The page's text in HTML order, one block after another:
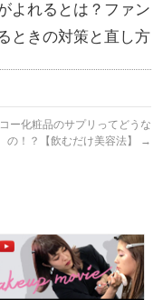
よれるとは？ファン
ときの対策と直し方
ー化粧品のサプリってどうな
の！？【飲むだけ美容法】
→